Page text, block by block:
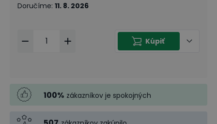
Doručíme: 11. 8. 2026
Kúpiť
100% zákazníkov je spokojných